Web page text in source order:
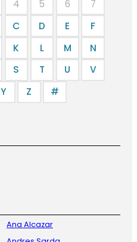
4 5 6
7
C D E
F
K L M
N
S T U
V
Y Z #
Ana Alcazar